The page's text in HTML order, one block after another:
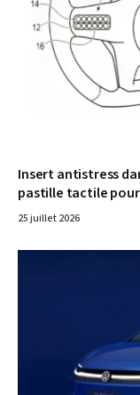
Insert antistress
pastille tactile
25 juillet 2026